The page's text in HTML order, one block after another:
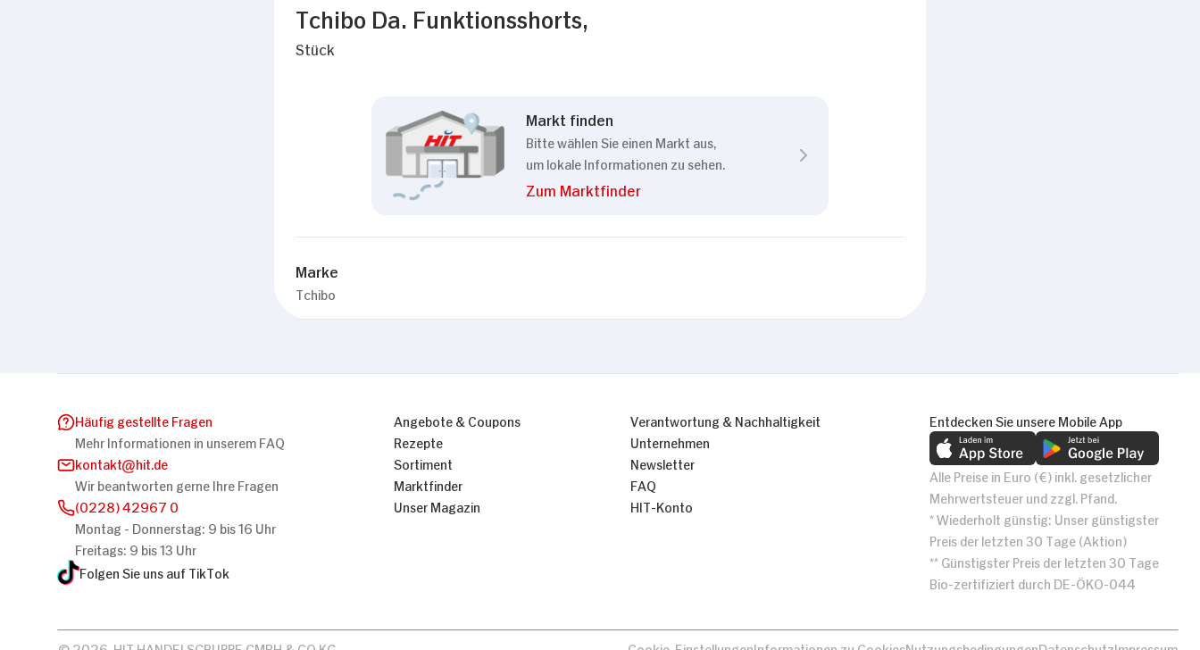
Tchibo Da. Funktionsshorts,
Stück
Markt finden
Bitte wählen Sie einen Markt aus,
um lokale Informationen zu sehen.
Zum Marktfinder
Marke
Tchibo
Häufig gestellte Fragen
Mehr Informationen in unserem FAQ
kontakt
hit.de
Wir beantworten gerne Ihre Fragen
(0228) 42967 0
Montag - Donnerstag: 9 bis 16 Uhr
Freitags: 9 bis 13 Uhr
Folgen Sie uns auf TikTok
Angebote & Coupons
Rezepte
Sortiment
Marktfinder
Unser Magazin
Verantwortung & Nachhaltigkeit
Unternehmen
Newsletter
FAQ
HIT-Konto
Entdecken Sie unsere Mobile App
Alle Preise in Euro (€) inkl. gesetzlicher
Mehrwertsteuer und zzgl. Pfand.
* Wiederholt günstig: Unser günstigster
Preis der letzten 30 Tage (Aktion)
** Günstigster Preis der letzten 30 Tage
Bio-zertifiziert durch DE-ÖKO-044